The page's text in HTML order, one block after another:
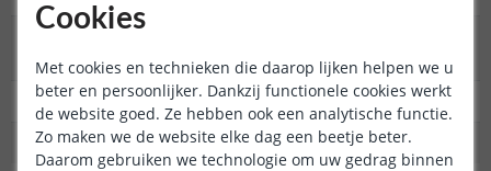
set
IP waarde
IP65
Garantie
2 jaar
Cookies
Met cookies en technieken die daarop lijken helpen we u
beter en persoonlijker. Dankzij functionele cookies werkt
de website goed. Ze hebben ook een analytische functie.
Zo maken we de website elke dag een beetje beter.
Daarom gebruiken we technologie om uw gedrag binnen